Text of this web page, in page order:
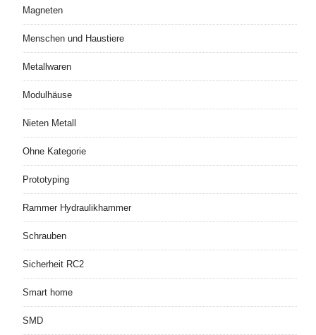
Magneten
Menschen und Haustiere
Metallwaren
Modulhäuse
Nieten Metall
Ohne Kategorie
Prototyping
Rammer Hydraulikhammer
Schrauben
Sicherheit RC2
Smart home
SMD